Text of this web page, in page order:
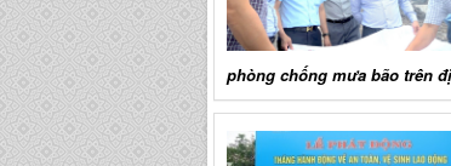
phòng chống mưa bão trên